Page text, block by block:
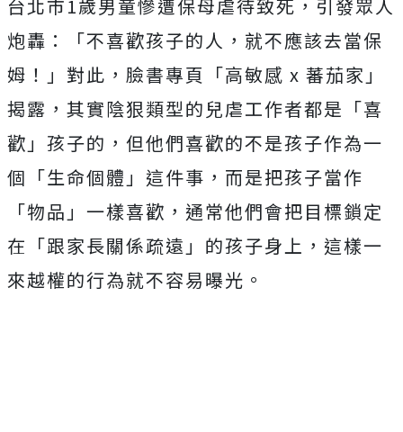
台北市1歲男童慘遭保母虐待致死，引發眾人
炮轟：「不喜歡孩子的人，就不應該去當保
姆！」對此，臉書專頁「高敏感 x 蕃茄家」
揭露，其實陰狠類型的兒虐工作者都是「喜
歡」孩子的，但他們喜歡的不是孩子作為一
個「生命個體」這件事，而是把孩子當作
「物品」一樣喜歡，通常他們會把目標鎖定
在「跟家長關係疏遠」的孩子身上，這樣一
來越權的行為就不容易曝光。